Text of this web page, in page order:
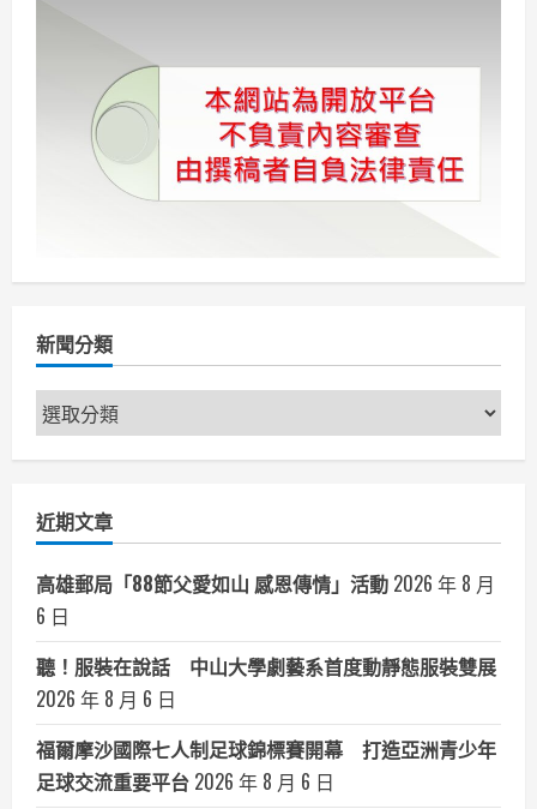
3/27
場
頁
新聞分類
新
聞
近期文章
高雄郵局「88節父愛如山 感恩傳情」活動 2026 年 8 月
6 日
聽！服裝在說話 中山大學劇藝系首度動靜態服裝雙展
2026 年 8 月 6 日
福爾摩沙國際七人制足球錦標賽開幕 打造亞洲青少年
足球交流重要平台 2026 年 8 月 6 日